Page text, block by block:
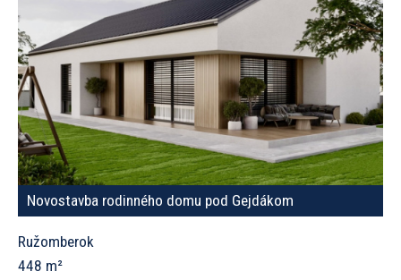
Novostavba rodinného domu pod Gejdákom
Ružomberok
448 m²